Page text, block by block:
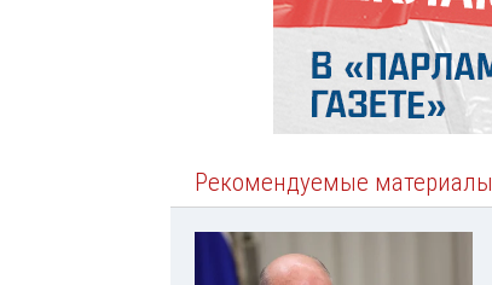
Рекомендуемые материалы